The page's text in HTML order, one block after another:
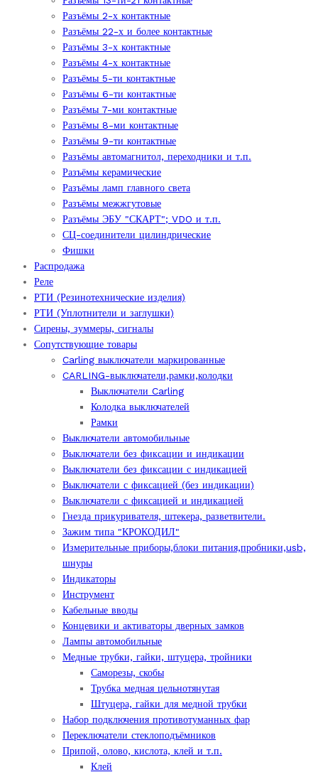
Разъёмы 2-х контактные
Разъёмы 22-х и более контактные
Разъёмы 3-х контактные
Разъёмы 4-х контактные
Разъёмы 5-ти контактные
Разъёмы 6-ти контактные
Разъёмы 7-ми контактные
Разъёмы 8-ми контактные
Разъёмы 9-ти контактные
Разъёмы автомагнитол, переходники и т.п.
Разъёмы керамические
Разъёмы ламп главного света
Разъёмы межжгутовые
Разъёмы ЭБУ "СКАРТ"; VDO и т.п.
СЦ-соединители цилиндрические
Фишки
Распродажа
Реле
РТИ (Резинотехнические изделия)
РТИ (Уплотнители и заглушки)
Сирены, зуммеры, сигналы
Сопутствующие товары
Carling выключатели маркированные
CARLING-выключатели,рамки,колодки
Выключатели Carling
Колодка выключателей
Рамки
Выключатели автомобильные
Выключатели без фиксации и индикации
Выключатели без фиксации с индикацией
Выключатели с фиксацией (без индикации)
Выключатели с фиксацией и индикацией
Гнезда прикуривателя, штекера, разветвители.
Зажим типа "КРОКОДИЛ"
Измерительные приборы,блоки питания,пробники,usb,
шнуры
Индикаторы
Инструмент
Кабельные вводы
Концевики и активаторы дверных замков
Лампы автомобильные
Медные трубки, гайки, штуцера, тройники
Саморезы, скобы
Трубка медная цельнотянутая
Штуцера, гайки для медной трубки
Набор подключения противотуманных фар
Переключатели стеклоподъёмников
Припой, олово, кислота, клей и т.п.
Клей